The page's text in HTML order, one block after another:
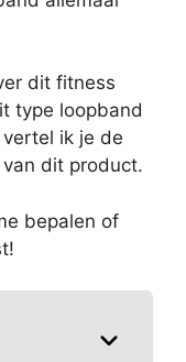
dit fitness
type loopband
ik je de
dit product.
bepalen of